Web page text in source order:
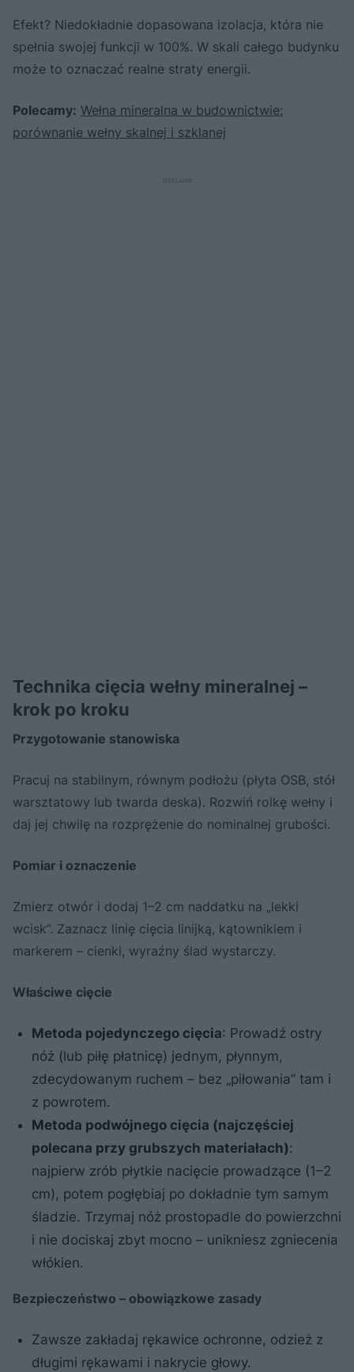
Efekt? Niedokładnie dopasowana izolacja, która nie
spełnia swojej funkcji w 100%. W skali całego budynku
może to oznaczać realne straty energii.
Polecamy: Wełna mineralna w budownictwie:
porównanie wełny skalnej i szklanej
Technika cięcia wełny mineralnej –
krok po kroku
Przygotowanie stanowiska
Pracuj na stabilnym, równym podłożu (płyta OSB, stół
warsztatowy lub twarda deska). Rozwiń rolkę wełny i
daj jej chwilę na rozprężenie do nominalnej grubości.
Pomiar i oznaczenie
Zmierz otwór i dodaj 1–2 cm naddatku na „lekki
wcisk”. Zaznacz linię cięcia linijką, kątownikiem i
markerem – cienki, wyraźny ślad wystarczy.
Właściwe cięcie
Metoda pojedynczego cięcia: Prowadź ostry
nóż (lub piłę płatnicę) jednym, płynnym,
zdecydowanym ruchem – bez „piłowania” tam i
z powrotem.
Metoda podwójnego cięcia (najczęściej
polecana przy grubszych materiałach):
najpierw zrób płytkie nacięcie prowadzące (1–2
cm), potem pogłębiaj po dokładnie tym samym
śladzie. Trzymaj nóż prostopadle do powierzchni
i nie dociskaj zbyt mocno – unikniesz zgniecenia
włókien.
Bezpieczeństwo – obowiązkowe zasady
Zawsze zakładaj rękawice ochronne, odzież z
długimi rękawami i nakrycie głowy.